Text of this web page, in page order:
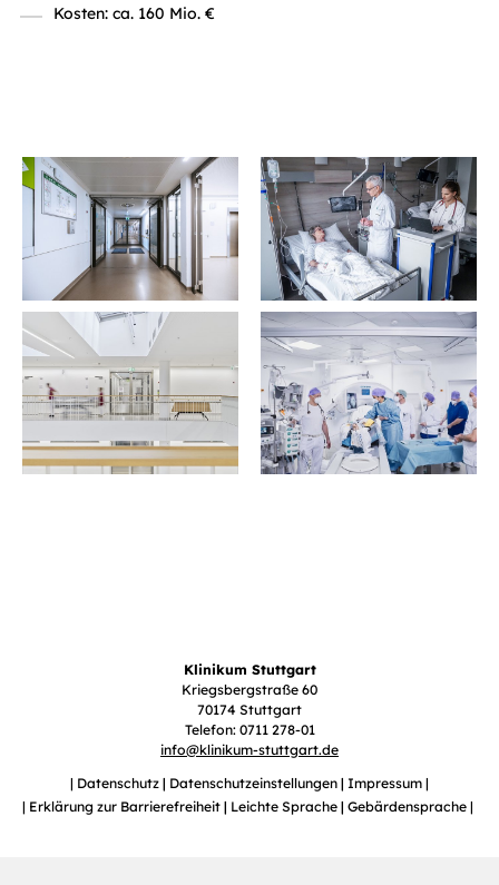
Kosten: ca. 160 Mio. €
Klinikum Stuttgart
Kriegsbergstraße 60
70174 Stuttgart
Telefon: 0711 278-01
info@klinikum-stuttgart.de
Datenschutz
Datenschutzeinstellungen
Impressum
Erklärung zur Barrierefreiheit
Leichte Sprache Gebärdensprache